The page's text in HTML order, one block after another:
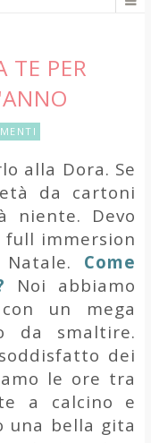
TE PER
alla Dora. Se
da cartoni
niente. Devo
immersion
Come
Noi abbiamo
un mega
da smaltire.
dei
le ore tra
a calcino e
una bella gita